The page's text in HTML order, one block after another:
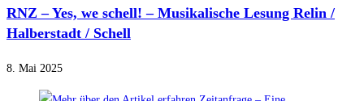
RNZ – Yes, we schell! – Musikalische Lesung Relin /
Halberstadt / Schell
8. Mai 2025